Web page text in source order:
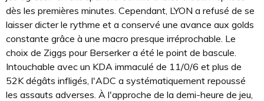
dès les premières minutes. Cependant, LYON a refusé de se
laisser dicter le rythme et a conservé une avance aux golds
constante grâce à une macro presque irréprochable. Le
choix de Ziggs pour Berserker a été le point de bascule.
Intouchable avec un KDA immaculé de 11/0/6 et plus de
52K dégâts infligés, l'ADC a systématiquement repoussé
les assauts adverses. À l'approche de la demi-heure de jeu,